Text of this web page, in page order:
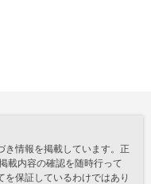
き情報を掲載しています。正
載内容の確認を随時行って
保証しているわけではあり